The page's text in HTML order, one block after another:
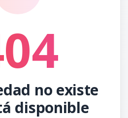
no existe
disponible